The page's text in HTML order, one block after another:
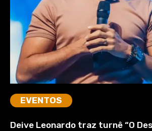
EVENTOS
Deive Leonardo traz turnê “O